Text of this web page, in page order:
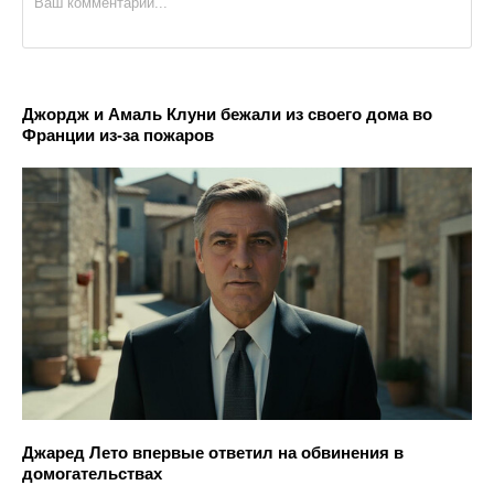
Джордж и Амаль Клуни бежали из своего дома во
Франции из-за пожаров
Джаред Лето впервые ответил на обвинения в
домогательствах